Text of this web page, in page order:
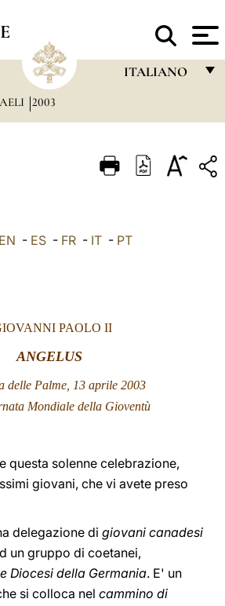
ITALIANO
ITALIANO
LATINE
2003
EN - ES - FR - IT - PT
PAOLO II
ANGELUS
delle Palme, 13 aprile 2003
Mondiale della Gioventù
questa solenne celebrazione,
giovani, che vi avete preso
delegazione di giovani canadesi
un gruppo di coetanei,
Diocesi della Germania. E' un
si colloca nel cammino di